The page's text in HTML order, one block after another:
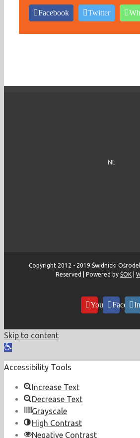
Facebook Twitter
NL
Copyright 2012 - 2019 Świdnicki
Reserved | Powered by ŚOK
YouTube
Skip to content
Open
Accessibility Tools
Increase Text
Decrease Text
Grayscale
High Contrast
Negative Contrast